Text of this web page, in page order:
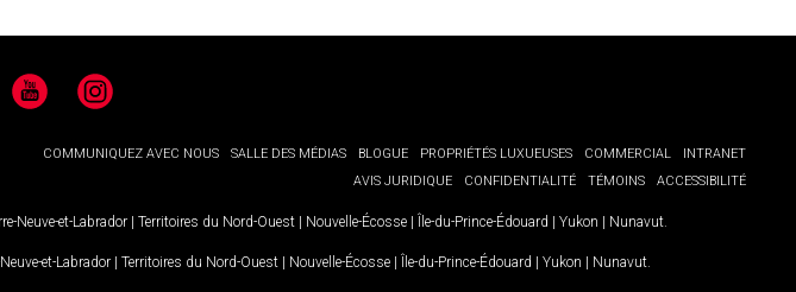
YouTubeInstagram
COMMUNIQUEZ AVEC NOUS SALLE DES MÉDIAS BLOGUE PROPRIÉTÉS LUXUEUSES COMMERCIAL
INTRANET
AVIS JURIDIQUE
CONFIDENTIALITÉ TÉMOINS ACCESSIBILITÉ
Neuve-et-Labrador | Territoires du Nord-Ouest | Nouvelle-Écosse | Île-du-Prince-Édouard | Yukon | Nunavut
et-Labrador | Territoires du Nord-Ouest | Nouvelle-Écosse | Île-du-Prince-Édouard | Yukon | Nunavut